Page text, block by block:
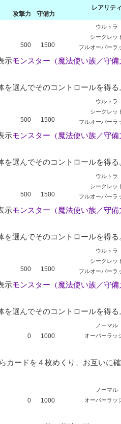
レアリティ
攻撃力 守備力
ウルトラ
シークレッ
フルオーバーラ
500 1500
示モンスター（魔法使い族／守備
選んでそのコントロールを得る
ウルトラ
シークレッ
フルオーバーラ
500 1500
示モンスター（魔法使い族／守備
選んでそのコントロールを得る
ウルトラ
シークレッ
フルオーバーラ
500 1500
示モンスター（魔法使い族／守備
選んでそのコントロールを得る
ウルトラ
シークレッ
フルオーバーラ
500 1500
示モンスター（魔法使い族／守備
選んでそのコントロールを得る
ノーマル
オーバーラッ
0 1000
カードを４枚めくり、お互いに
ノーマル
オーバーラッ
0 1000